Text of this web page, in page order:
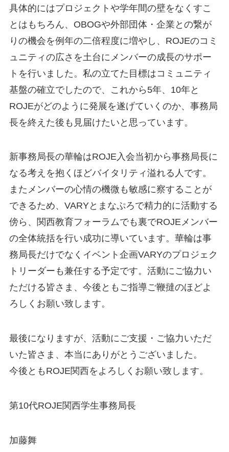
具体的にはプロジェクトや学年間の壁をなくすこ
とはもちろん、OBOGや外部団体・企業との繋が
りの機会を例年の二倍程度に増やし、ROJEのコミ
ュニティの広さを土台にメンバーの成長のサポー
トを行いました。私の立てた目標はコミュニティ
基盤の確立でしたので、これから5年、10年と
ROJEがどのように発展を遂げていくのか、事務局
長を終えた後も見届けたいと思っています。
新事務局長の華輪はROJE入会当初から事務局長に
なる考えを抱くほどバイタリティ溢れる人です。
またメンバーの心情の機微も敏感に察することが
できるため、VARYとまなぷろで精力的に活動する
傍ら、関西教育フォーラムでも裏でROJEメンバー
の全体統括を行い成功に導いています。華輪は事
務局長だけでなくイベント企画VARYのプロジェク
トリーダーも兼任する予定です。活動にご協力い
ただける皆さま、今後ともご指導ご鞭撻のほどよ
ろしくお願い致します。
最後になりますが、活動にご支援・ご協力いただ
いた皆さま、本当にありがとうございました。
今後ともROJE関西をよろしくお願い致します。
第10代ROJE関西学生事務局長
加藤舞